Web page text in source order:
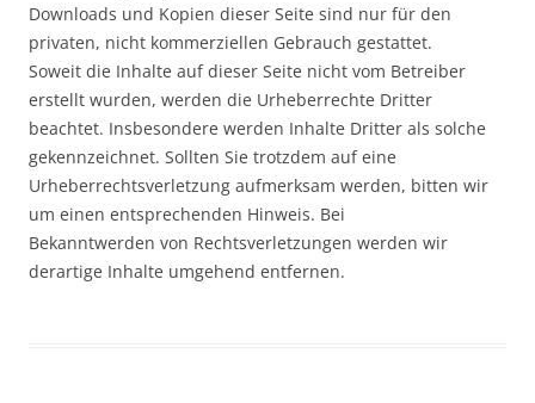
Downloads und Kopien dieser Seite sind nur für den
privaten, nicht kommerziellen Gebrauch gestattet.
Soweit die Inhalte auf dieser Seite nicht vom Betreiber
erstellt wurden, werden die Urheberrechte Dritter
beachtet. Insbesondere werden Inhalte Dritter als solche
gekennzeichnet. Sollten Sie trotzdem auf eine
Urheberrechtsverletzung aufmerksam werden, bitten wir
um einen entsprechenden Hinweis. Bei
Bekanntwerden von Rechtsverletzungen werden wir
derartige Inhalte umgehend entfernen.